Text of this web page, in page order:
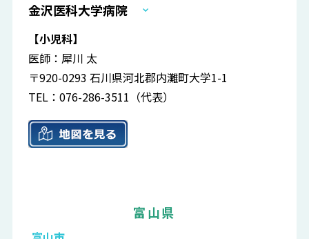
金沢医科大学病院
【小児科】
医師：犀川 太
〒920-0293 石川県河北郡内灘町大学1-1
TEL：076-286-3511（代表）
富山県